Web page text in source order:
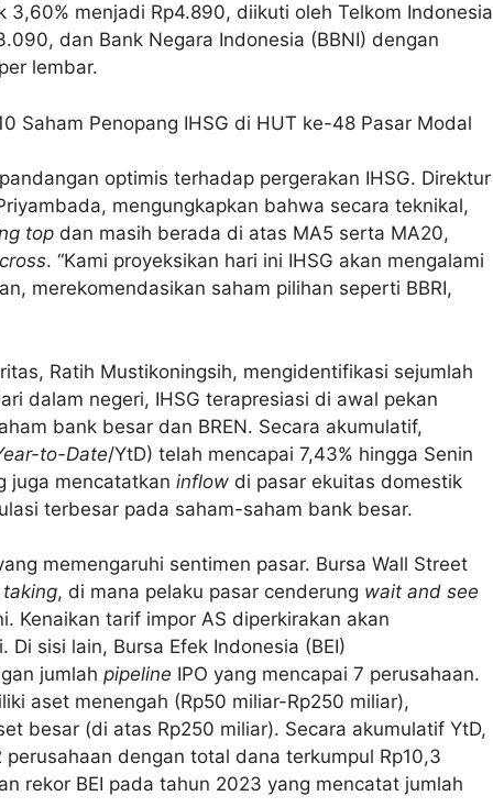
3,60% menjadi Rp4.890, diikuti oleh Telkom Indonesia
dan Bank Negara Indonesia (BBNI) dengan
lembar.
Saham Penopang IHSG di HUT ke-48 Pasar Modal
optimis terhadap pergerakan IHSG. Direktur
mengungkapkan bahwa secara teknikal,
top dan masih berada di atas MA5 serta MA20,
. “Kami proyeksikan hari ini IHSG akan mengalami
merekomendasikan saham pilihan seperti BBRI,
Ratih Mustikoningsih, mengidentifikasi sejumlah
dalam negeri, IHSG terapresiasi di awal pekan
bank besar dan BREN. Secara akumulatif,
to-Date/YtD) telah mencapai 7,43% hingga Senin
juga mencatatkan inflow di pasar ekuitas domestik
terbesar pada saham-saham bank besar.
memengaruhi sentimen pasar. Bursa Wall Street
, di mana pelaku pasar cenderung wait and see
Kenaikan tarif impor AS diperkirakan akan
sisi lain, Bursa Efek Indonesia (BEI)
jumlah pipeline IPO yang mencapai 7 perusahaan.
aset menengah (Rp50 miliar-Rp250 miliar),
besar (di atas Rp250 miliar). Secara akumulatif YtD,
dengan total dana terkumpul Rp10,3
rekor BEI pada tahun 2023 yang mencatat jumlah